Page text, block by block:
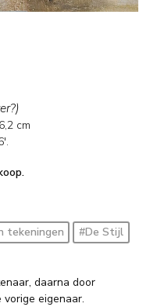
cm
tekeningen
#De Stijl
daarna door
eigenaar.